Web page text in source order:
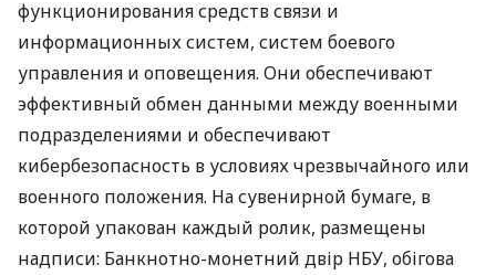
функционирования средств связи и
информационных систем, систем боевого
управления и оповещения. Они обеспечивают
эффективный обмен данными между военными
подразделениями и обеспечивают
кибербезопасность в условиях чрезвычайного или
военного положения. На сувенирной бумаге, в
которой упакован каждый ролик, размещены
надписи: Банкнотно-монетний двір НБУ, обігова